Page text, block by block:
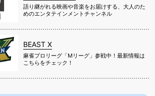
語り継がれる映画や音楽をお届けする、大人のた
めのエンタテインメントチャンネル
BEAST X
麻雀プロリーグ「Mリーグ」参戦中！最新情報は
こちらをチェック！